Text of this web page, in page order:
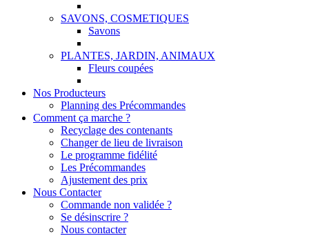
SAVONS, COSMETIQUES
Savons
PLANTES, JARDIN, ANIMAUX
Fleurs coupées
Nos Producteurs
Planning des Précommandes
Comment ça marche ?
Recyclage des contenants
Changer de lieu de livraison
Le programme fidélité
Les Précommandes
Ajustement des prix
Nous Contacter
Commande non validée ?
Se désinscrire ?
Nous contacter